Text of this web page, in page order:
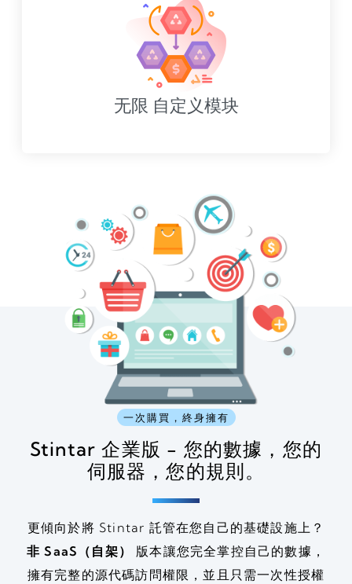
无限 自定义模块
一次購買，終身擁有
Stintar 企業版 - 您的數據，您的
伺服器，您的規則。
更傾向於將 Stintar 託管在您自己的基礎設施上？
非 SaaS（自架）
版本讓您完全掌控自己的數據，
擁有完整的源代碼訪問權限，並且只需一次性授權